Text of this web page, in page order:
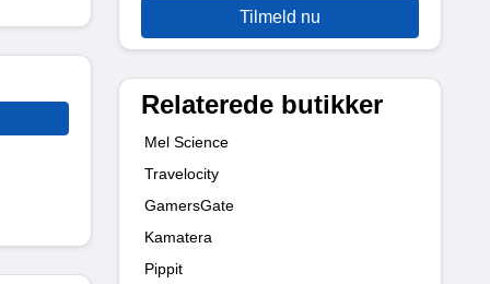
Tilmeld nu
Relaterede butikker
Mel Science
Travelocity
GamersGate
Kamatera
Pippit